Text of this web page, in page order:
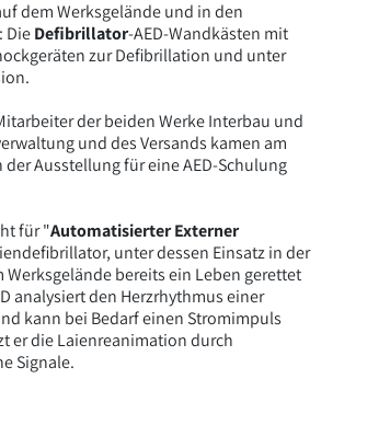
dem Werksgelände und in den
DieDefibrillator-AED-Wandkästen mit
zur Defibrillation und unter
der beiden Werke Interbau und
und des Versands kamen am
der Ausstellung für eine AED-Schulung
für "Automatisierter Externer
unter dessen Einsatz in der
Werksgelände bereits ein Leben gerettet
analysiert den Herzrhythmus einer
kann bei Bedarf einen Stromimpuls
er die Laienreanimation durch
Signale.